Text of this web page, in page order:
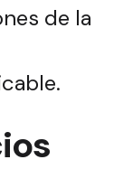
de la